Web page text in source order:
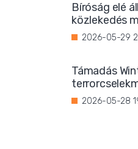
Bíróság elé
közlekedés
2026-05-29
Támadás
2026-05-28